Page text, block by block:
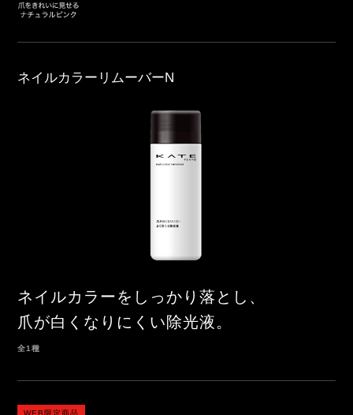
ネイルカラーリムーバーN
ネイルカラーをしっかり落とし、
爪が白くなりにくい除光液。
全1種
WEB限定商品